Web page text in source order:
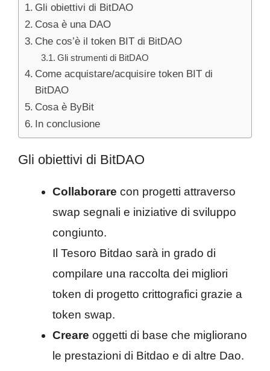
Gli obiettivi di BitDAO
Cosa è una DAO
Che cos’è il token BIT di BitDAO
Gli strumenti di BitDAO
Come acquistare/acquisire token BIT di
BitDAO
Cosa è ByBit
In conclusione
Gli obiettivi di BitDAO
Collaborare con progetti attraverso
swap segnali e iniziative di sviluppo
congiunto.
Il Tesoro Bitdao sarà in grado di
compilare una raccolta dei migliori
token di progetto crittografici grazie a
token swap.
Creare oggetti di base che migliorano
le prestazioni di Bitdao e di altre Dao.